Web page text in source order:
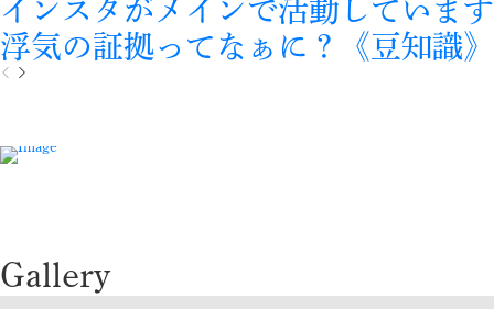
インスタがメインで活動しています
浮気の証拠ってなぁに？《豆知識》
P
o
u
N
Gallery